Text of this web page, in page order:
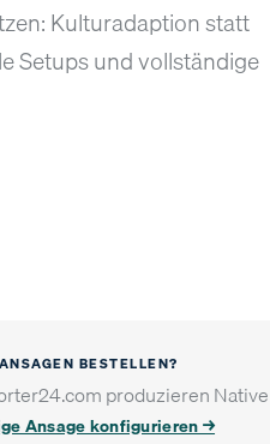
Kulturadaption statt
Setups und vollständige
BESTELLEN?
produzieren
Ansage konfigurieren →